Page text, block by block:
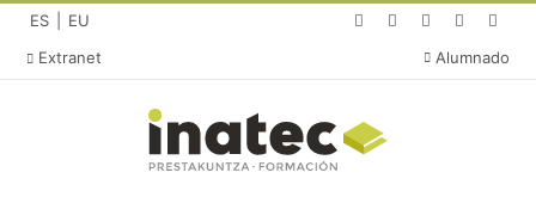
ES Español (idioma actual)
EU (abre en una nueva
(abre en una
(abre en
(abre
Extranet Alumnado